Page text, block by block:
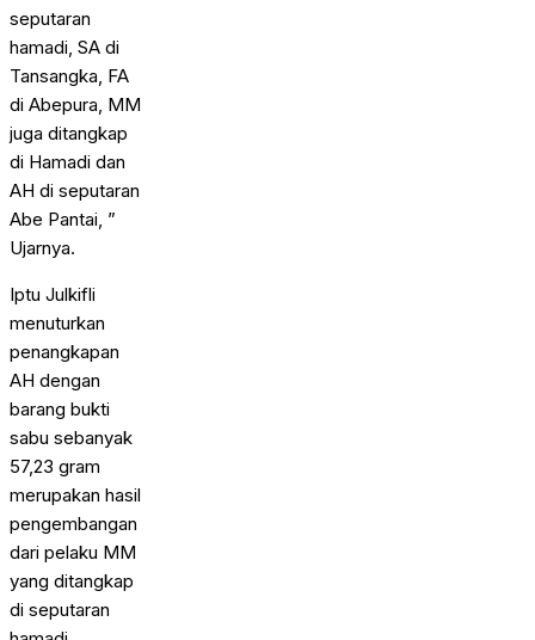
seputaran
hamadi, SA di
Tansangka, FA
di Abepura, MM
juga ditangkap
di Hamadi dan
AH di seputaran
Abe Pantai, ”
Ujarnya.
Iptu Julkifli
menuturkan
penangkapan
AH dengan
barang bukti
sabu sebanyak
57,23 gram
merupakan hasil
pengembangan
dari pelaku MM
yang ditangkap
di seputaran